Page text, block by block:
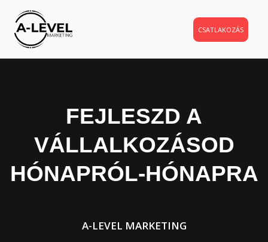
CSATLAKOZÁS
FEJLESZD A
VÁLLALKOZÁSOD
HÓNAPRÓL-HÓNAPRA
A-LEVEL MARKETING